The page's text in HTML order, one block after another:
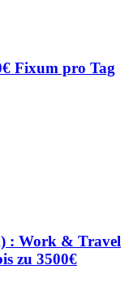
Fixum pro Tag
: Work & Travel
zu 3500€